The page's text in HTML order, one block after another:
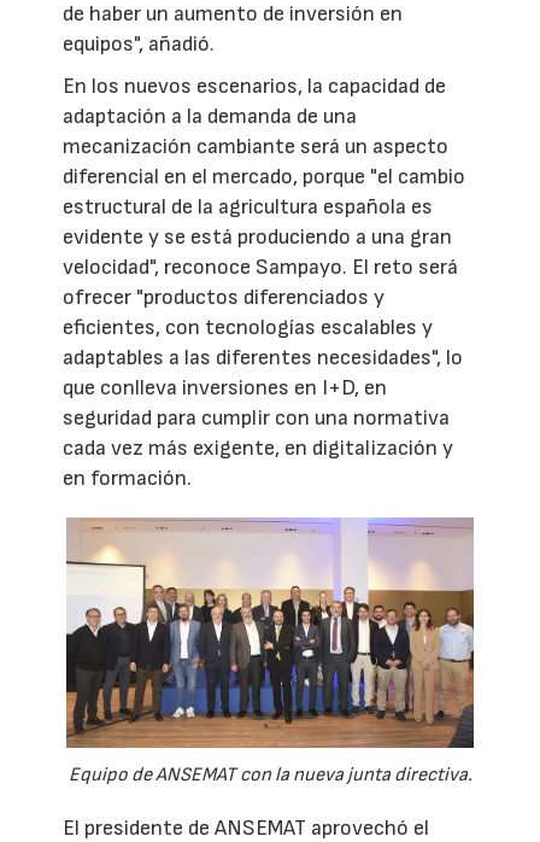
de haber un aumento de inversión en
equipos", añadió.
En los nuevos escenarios, la capacidad de
adaptación a la demanda de una
mecanización cambiante será un aspecto
diferencial en el mercado, porque "el cambio
estructural de la agricultura española es
evidente y se está produciendo a una gran
velocidad", reconoce Sampayo. El reto será
ofrecer "productos diferenciados y
eficientes, con tecnologías escalables y
adaptables a las diferentes necesidades", lo
que conlleva inversiones en I+D, en
seguridad para cumplir con una normativa
cada vez más exigente, en digitalización y
en formación.
Equipo de ANSEMAT con la nueva junta directiva.
El presidente de ANSEMAT aprovechó el